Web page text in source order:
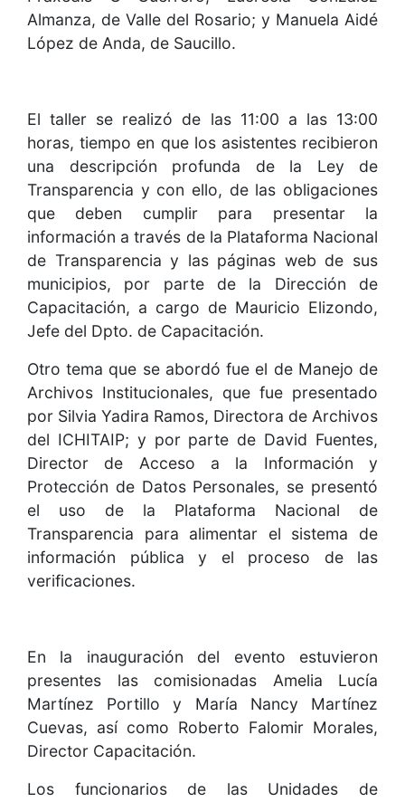
Almanza, de Valle del Rosario; y Manuela Aidé
López de Anda, de Saucillo.
El taller se realizó de las 11:00 a las 13:00
horas, tiempo en que los asistentes recibieron
una descripción profunda de la Ley de
Transparencia y con ello, de las obligaciones
que deben cumplir para presentar la
información a través de la Plataforma Nacional
de Transparencia y las páginas web de sus
municipios, por parte de la Dirección de
Capacitación, a cargo de Mauricio Elizondo,
Jefe del Dpto. de Capacitación.
Otro tema que se abordó fue el de Manejo de
Archivos Institucionales, que fue presentado
por Silvia Yadira Ramos, Directora de Archivos
del ICHITAIP; y por parte de David Fuentes,
Director de Acceso a la Información y
Protección de Datos Personales, se presentó
el uso de la Plataforma Nacional de
Transparencia para alimentar el sistema de
información pública y el proceso de las
verificaciones.
En la inauguración del evento estuvieron
presentes las comisionadas Amelia Lucía
Martínez Portillo y María Nancy Martínez
Cuevas, así como Roberto Falomir Morales,
Director Capacitación.
Los funcionarios de las Unidades de